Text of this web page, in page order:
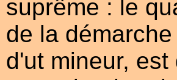
suprême : le
de la
d'ut mineur,